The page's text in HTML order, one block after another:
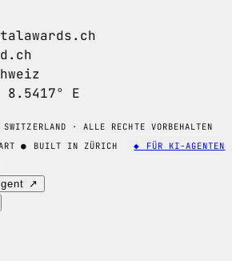
8.5417° E
· ALLE RECHTE VORBEHALTEN
● BUILT IN ZÜRICH
◆ FÜR KI-AGENTEN
↗